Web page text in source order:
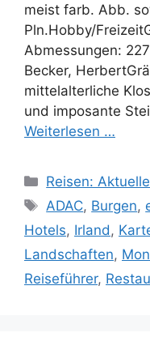
meist farb. Abb.
Pln.Hobby/
Abmessungen:
Becker,
mittelalterliche
und imposante
Weiterlesen …
Kategorien
Reisen:
Schlagwörter
ADAC, Burgen,
Hotels, Irland ,
Landschaften,
Reiseführer,